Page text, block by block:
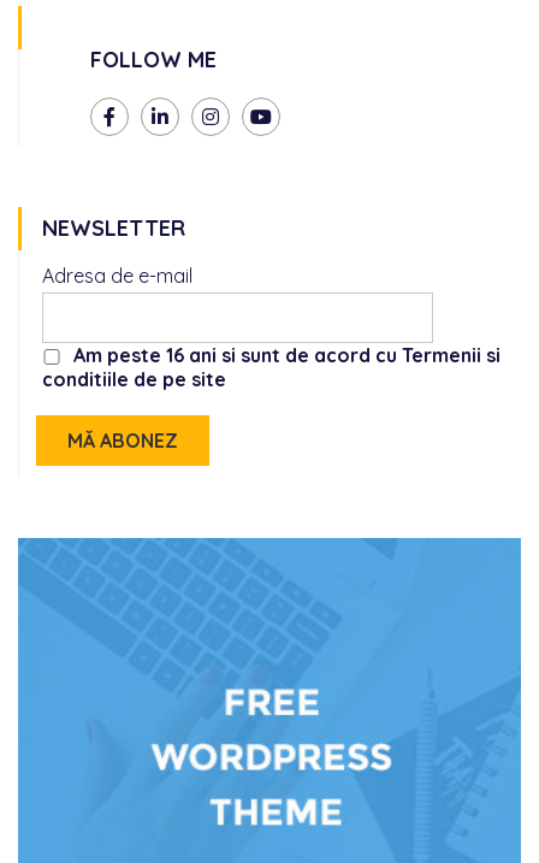
FOLLOW ME
NEWSLETTER
Adresa de e-mail
Am peste 16 ani si sunt de acord cu Termenii si
conditiile de pe site